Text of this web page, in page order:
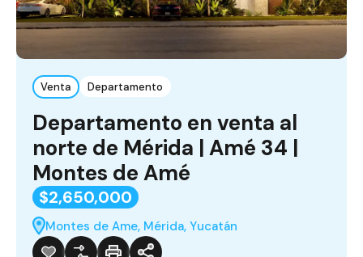
Venta Departamento
Departamento en venta al
norte de Mérida | Amé 34 |
Montes de Amé
$2,650,000
Montes de Ame, Mérida, Yucatán